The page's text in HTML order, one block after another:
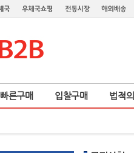
빠른구매 입찰구매 법적